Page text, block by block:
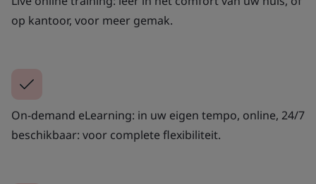
op kantoor, voor meer gemak.
On-demand eLearning: in uw eigen tempo, online, 24/7
beschikbaar: voor complete flexibiliteit.